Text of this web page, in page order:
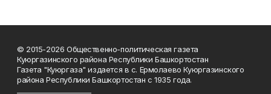
© 2015-2026 Общественно-политическая газета
Куюргазинского района Республики Башкортостан
Газета "Куюргаза" издается в с. Ермолаево Куюргазинского
района Республики Башкортостан с 1935 года.